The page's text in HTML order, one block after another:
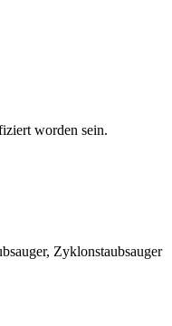
worden sein.
Zyklonstaubsauger